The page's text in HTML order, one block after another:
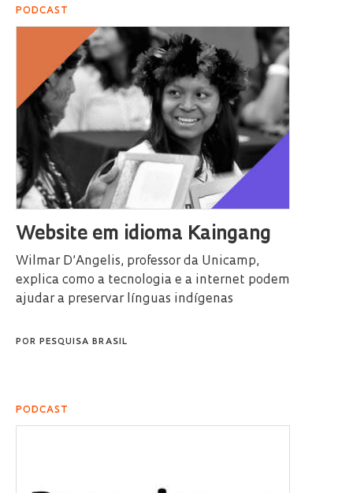
PODCAST
Website em idioma Kaingang
Wilmar D’Angelis, professor da Unicamp,
explica como a tecnologia e a internet podem
ajudar a preservar línguas indígenas
POR PESQUISA BRASIL
PODCAST